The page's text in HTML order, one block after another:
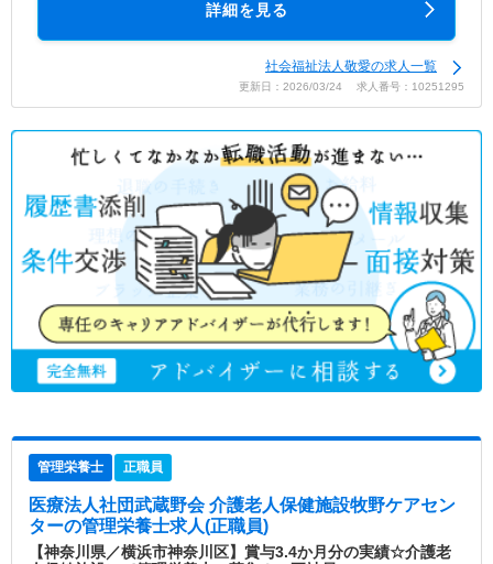
詳細を見る
社会福祉法人敬愛の求人一覧
更新日：2026/03/24 求人番号：10251295
管理栄養士 正職員
医療法人社団武蔵野会 介護老人保健施設牧野ケアセン
ターの管理栄養士求人(正職員)
【神奈川県／横浜市神奈川区】賞与3.4か月分の実績☆介護老